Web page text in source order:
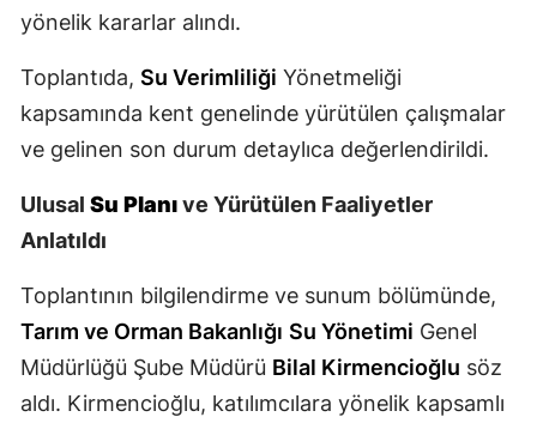
Kastamonu
Kayseri
Kırklareli
Kırşehir
Konya
Kütahya
Malatya
yönelik kararlar alındı.
Toplantıda, Su Verimliliği Yönetmeliği
kapsamında kent genelinde yürütülen çalışmalar
ve gelinen son durum detaylıca değerlendirildi.
Ulusal Su Planıve Yürütülen Faaliyetler
Anlatıldı
Toplantının bilgilendirme ve sunum bölümünde,
Tarım ve Orman Bakanlığı Su Yönetimi Genel
Müdürlüğü Şube Müdürü Bilal Kirmencioğlu söz
aldı. Kirmencioğlu, katılımcılara yönelik kapsamlı